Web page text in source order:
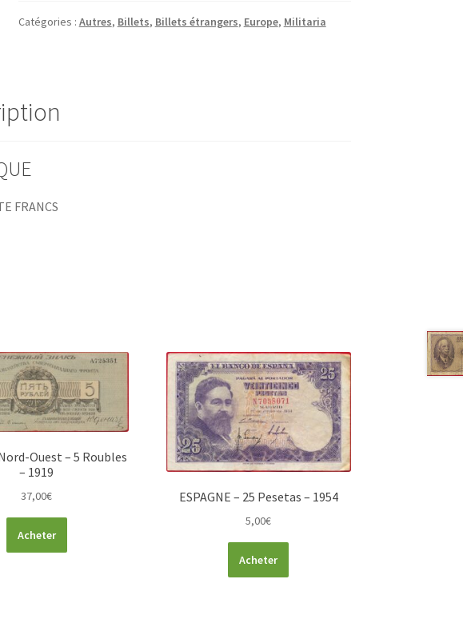
Francs
Catégories : Autres, Billets, Billets étrangers, Europe, Militaria
FRANCS
Ouest – 5 Roubles
– 1919
37,00€
Acheter
ESPAGNE – 25 Pesetas – 1954
5,00€
Acheter